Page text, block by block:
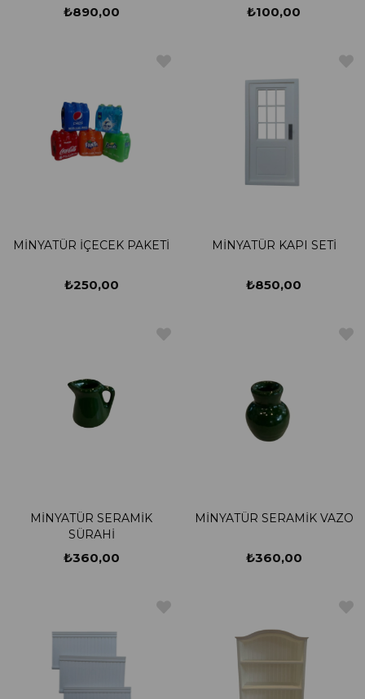
₺890,00 ₺100,00
MİNYATÜR İÇECEK PAKETİ
₺250,00
MİNYATÜR KAPI SETİ
₺850,00
MİNYATÜR SERAMİK
SÜRAHİ
₺360,00
MİNYATÜR SERAMİK VAZO
₺360,00